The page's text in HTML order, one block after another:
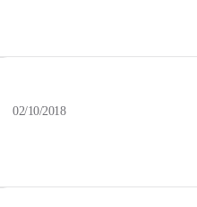
02/10/2018